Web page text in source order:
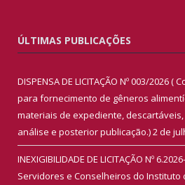
ÚLTIMAS PUBLICAÇÕES
DISPENSA DE LICITAÇÃO Nº 003/2026
para fornecimento de gêneros
materiais de expediente,
análise e posterior publicação.)2 de
INEXIGIBILIDADE DE LICITAÇÃO Nº
Servidores e Conselheiros do Instituto